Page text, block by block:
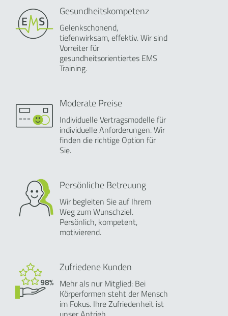
Gesundheitskompetenz
Gelenkschonend,
tiefenwirksam, effektiv. Wir sind
Vorreiter für
gesundheitsorientiertes EMS
Training.
Moderate Preise
Individuelle Vertragsmodelle für
individuelle Anforderungen. Wir
finden die richtige Option für
Sie.
Persönliche Betreuung
Wir begleiten Sie auf Ihrem
Weg zum Wunschziel.
Persönlich, kompetent,
motivierend.
Zufriedene Kunden
Mehr als nur Mitglied: Bei
Körperformen steht der Mensch
im Fokus. Ihre Zufriedenheit ist